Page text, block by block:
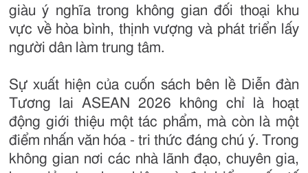
giàu ý nghĩa trong không gian đối thoại khu
vực về hòa bình, thịnh vượng và phát triển lấy
người dân làm trung tâm.
Sự xuất hiện của cuốn sách bên lề Diễn đàn
Tương lai ASEAN 2026 không chỉ là hoạt
động giới thiệu một tác phẩm, mà còn là một
điểm nhấn văn hóa - tri thức đáng chú ý. Trong
không gian nơi các nhà lãnh đạo, chuyên gia,